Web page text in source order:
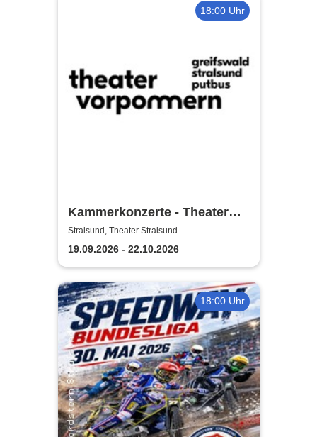
18:00 Uhr
Kammerkonzerte - Theater
Vorpommern
Stralsund, Theater Stralsund
19.09.2026 - 22.10.2026
18:00 Uhr